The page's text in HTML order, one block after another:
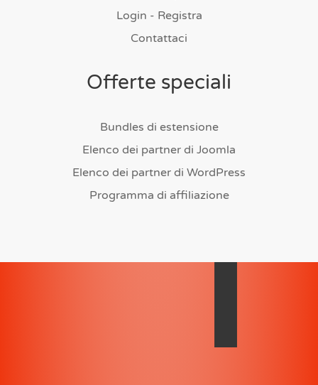
Login - Registra
Contattaci
Offerte speciali
Bundles di estensione
Elenco dei partner di Joomla
Elenco dei partner di WordPress
Programma di affiliazione